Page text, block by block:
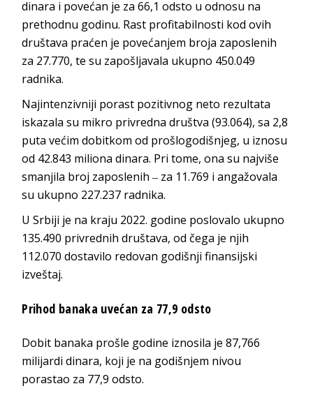
dinara i povećan je za 66,1 odsto u odnosu na
prethodnu godinu. Rast profitabilnosti kod ovih
društava praćen je povećanjem broja zaposlenih
za 27.770, te su zapošljavala ukupno 450.049
radnika.
Najintenzivniji porast pozitivnog neto rezultata
iskazala su mikro privredna društva (93.064), sa 2,8
puta većim dobitkom od prošlogodišnjeg, u iznosu
od 42.843 miliona dinara. Pri tome, ona su najviše
smanjila broj zaposlenih ‒ za 11.769 i angažovala
su ukupno 227.237 radnika.
U Srbiji je na kraju 2022. godine poslovalo ukupno
135.490 privrednih društava, od čega je njih
112.070 dostavilo redovan godišnji finansijski
izveštaj.
Prihod banaka uvećan za 77,9 odsto
Dobit banaka prošle godine iznosila je 87,766
milijardi dinara, koji je na godišnjem nivou
porastao za 77,9 odsto.